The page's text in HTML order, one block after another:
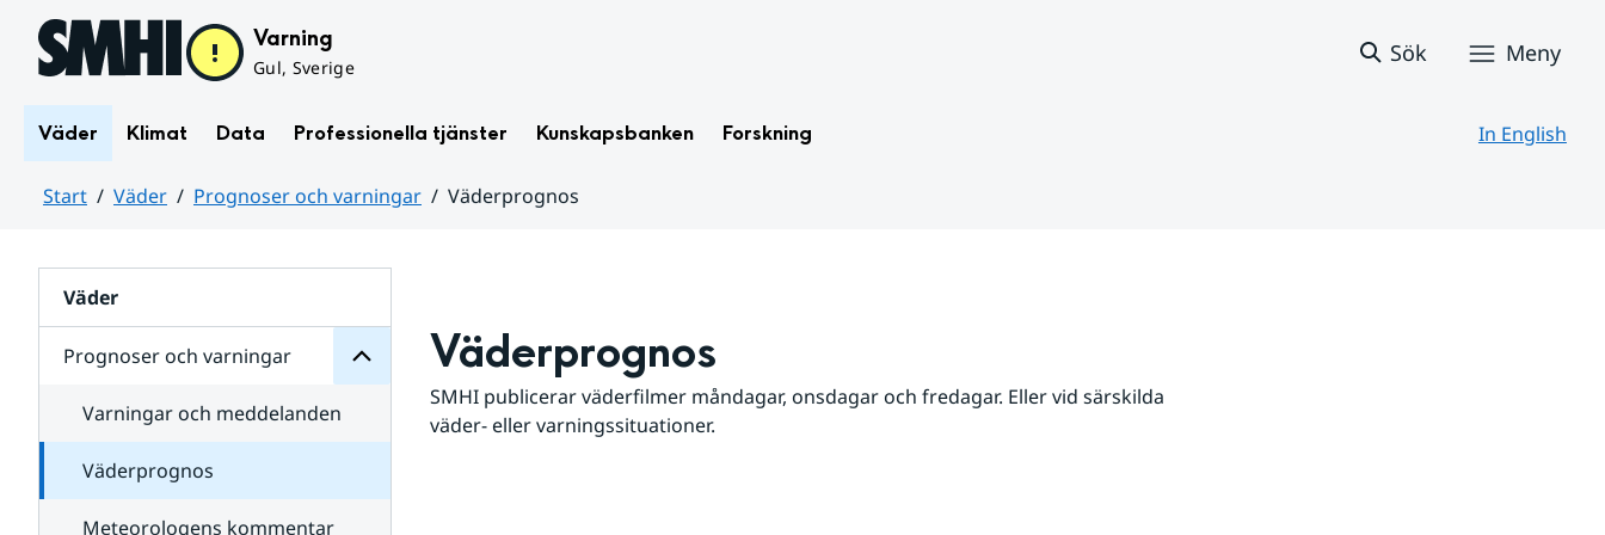
Hoppa till sidans innehåll Varning
Gul, Sverige
Sök Meny
Väder Klimat Data Professionella tjänster Kunskapsbanken Forskning In English
Start Väder Prognoser och varningar
Väderprognos
Väder
Prognoser och varningar
för
varningar
Varningar och meddelanden
Väderprognos
Meteorologens kommentar
Väderprognos
SMHI publicerar väderfilmer måndagar, onsdagar och fredagar. Eller vid särskilda
väder- eller varningssituationer.